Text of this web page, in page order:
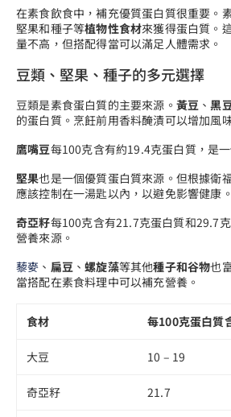
在素食飲食中，補充優質蛋白質很重要。
堅果和種子等植物性食材來獲得蛋白質。
量不高，但搭配得當可以滿足人體需求。
豆類、堅果、種子的多元選擇
豆類是素食蛋白質的主要來源。 黃豆 、黑
的蛋白質。烹飪前用香料醃漬可以增加風
鷹嘴豆每100克含有約19.4克蛋白質，是
堅果也是一個優質蛋白質來源。但根據衛
應該控制在一湯匙以內，以避免影響健康。
奇亞籽每100克含有21.7克蛋白質和29.7
營養來源。
藜麥 、 扁豆 、螺旋藻等其他種子和谷物也
當搭配在素食料理中可以補充營養。
食材 每100克蛋白質
大豆 10 – 19
奇亞籽 21.7